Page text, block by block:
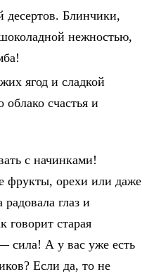
десертов. Блинчики,
нежностью,
ягод и сладкой
счастья и
с начинками!
фрукты, орехи или даже
глаз и
говорит старая
сила! А у вас уже есть
Если да, то не